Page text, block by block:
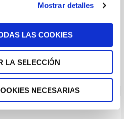
Mostrar detalles
LAS COOKIES
LA SELECCIÓN
NECESARIAS